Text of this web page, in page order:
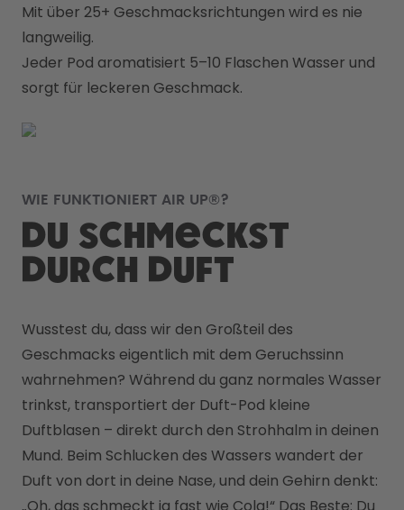
Mit über 25+ Geschmacksrichtungen wird es nie
langweilig.
Jeder Pod aromatisiert 5–10 Flaschen Wasser und
sorgt für leckeren Geschmack.
WIE FUNKTIONIERT AIR UP®?
Du schmeckst
durch Duft
Wusstest du, dass wir den Großteil des
Geschmacks eigentlich mit dem Geruchssinn
wahrnehmen? Während du ganz normales Wasser
trinkst, transportiert der Duft-Pod kleine
Duftblasen – direkt durch den Strohhalm in deinen
Mund. Beim Schlucken des Wassers wandert der
Duft von dort in deine Nase, und dein Gehirn denkt:
„Oh, das schmeckt ja fast wie Cola!“ Das Beste: Du